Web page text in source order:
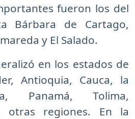
fueron los del
Bárbara de Cartago,
y El Salado.
en los estados de
Antioquia, Cauca, la
Panamá, Tolima,
otras regiones. En la